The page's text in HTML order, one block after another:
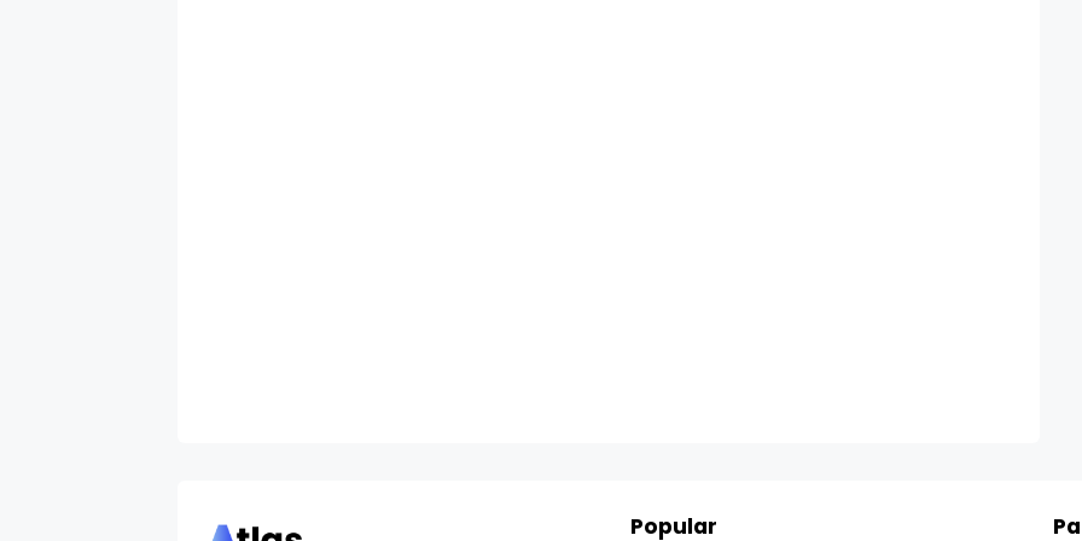
Popular